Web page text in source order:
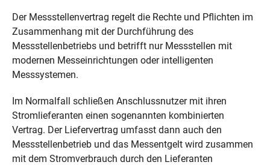
Der Messstellenvertrag regelt die Rechte und Pflichten im
Zusammenhang mit der Durchführung des
Messstellenbetriebs und betrifft nur Messstellen mit
modernen Messeinrichtungen oder intelligenten
Messsystemen.
Im Normalfall schließen Anschlussnutzer mit ihren
Stromlieferanten einen sogenannten kombinierten
Vertrag. Der Liefervertrag umfasst dann auch den
Messstellenbetrieb und das Messentgelt wird zusammen
mit dem Stromverbrauch durch den Lieferanten